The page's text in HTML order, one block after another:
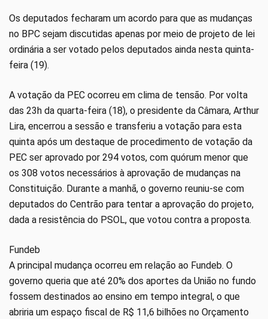
Os deputados fecharam um acordo para que as mudanças
no BPC sejam discutidas apenas por meio de projeto de lei
ordinária a ser votado pelos deputados ainda nesta quinta-
feira (19).
A votação da PEC ocorreu em clima de tensão. Por volta
das 23h da quarta-feira (18), o presidente da Câmara, Arthur
Lira, encerrou a sessão e transferiu a votação para esta
quinta após um destaque de procedimento de votação da
PEC ser aprovado por 294 votos, com quórum menor que
os 308 votos necessários à aprovação de mudanças na
Constituição. Durante a manhã, o governo reuniu-se com
deputados do Centrão para tentar a aprovação do projeto,
dada a resistência do PSOL, que votou contra a proposta.
Fundeb
A principal mudança ocorreu em relação ao Fundeb. O
governo queria que até 20% dos aportes da União no fundo
fossem destinados ao ensino em tempo integral, o que
abriria um espaço fiscal de R$ 11,6 bilhões no Orçamento